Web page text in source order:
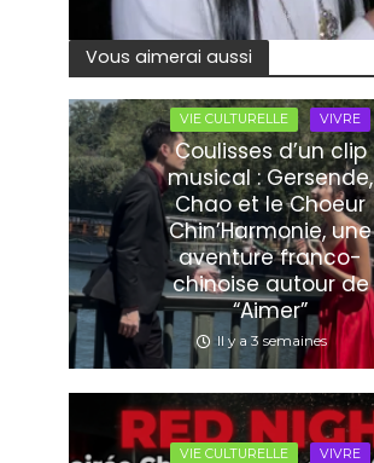
Vous aimerai aussi
VIE CULTURELLE VIVRE
Coulisses d’un clip
musical : Gersende,
Chao et le Choeur
Chin’Harmonie, une
aventure franco-
chinoise autour de
“Aimer”
Il y a 3 semaines
VIE CULTURELLE VIVRE